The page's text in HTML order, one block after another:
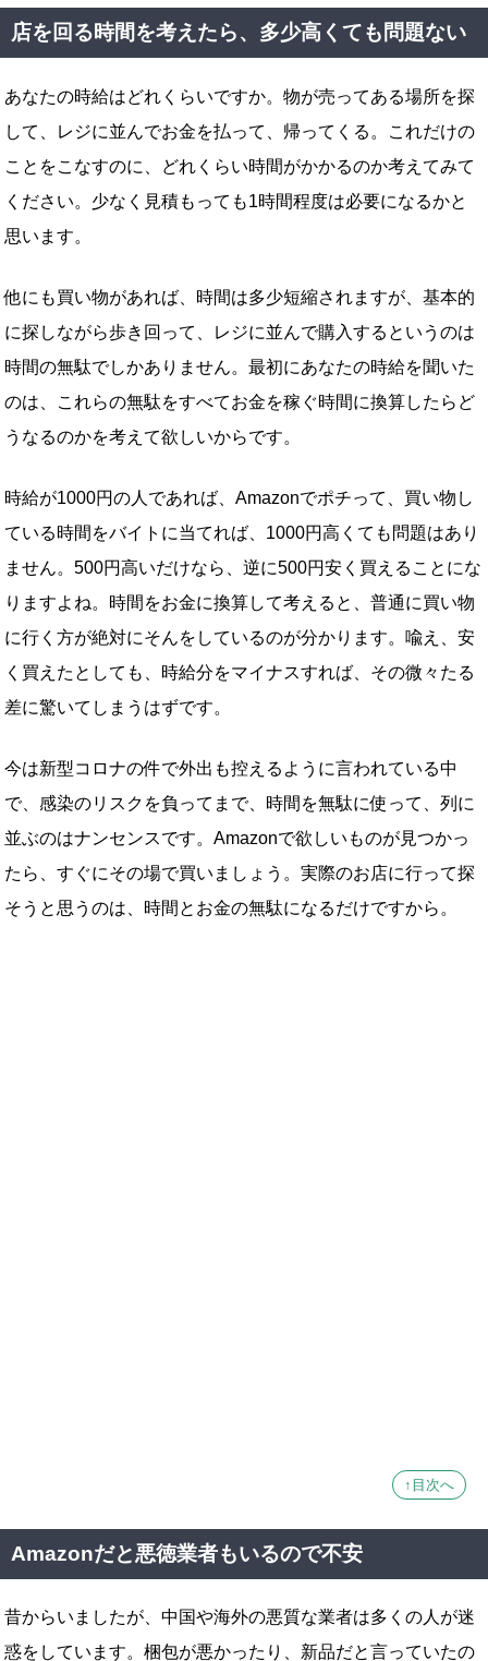
店を回る時間を考えたら、多少高くても問題ない
あなたの時給はどれくらいですか。物が売ってある場所を探
して、レジに並んでお金を払って、帰ってくる。これだけの
ことをこなすのに、どれくらい時間がかかるのか考えてみて
ください。少なく見積もっても1時間程度は必要になるかと
思います。
他にも買い物があれば、時間は多少短縮されますが、基本的
に探しながら歩き回って、レジに並んで購入するというのは
時間の無駄でしかありません。最初にあなたの時給を聞いた
のは、これらの無駄をすべてお金を稼ぐ時間に換算したらど
うなるのかを考えて欲しいからです。
時給が1000円の人であれば、Amazonでポチって、買い物し
ている時間をバイトに当てれば、1000円高くても問題はあり
ません。500円高いだけなら、逆に500円安く買えることにな
りますよね。時間をお金に換算して考えると、普通に買い物
に行く方が絶対にそんをしているのが分かります。喩え、安
く買えたとしても、時給分をマイナスすれば、その微々たる
差に驚いてしまうはずです。
今は新型コロナの件で外出も控えるように言われている中
で、感染のリスクを負ってまで、時間を無駄に使って、列に
並ぶのはナンセンスです。Amazonで欲しいものが見つかっ
たら、すぐにその場で買いましょう。実際のお店に行って探
そうと思うのは、時間とお金の無駄になるだけですから。
↑目次へ
Amazonだと悪徳業者もいるので不安
昔からいましたが、中国や海外の悪質な業者は多くの人が迷
惑をしています。梱包が悪かったり、新品だと言っていたの